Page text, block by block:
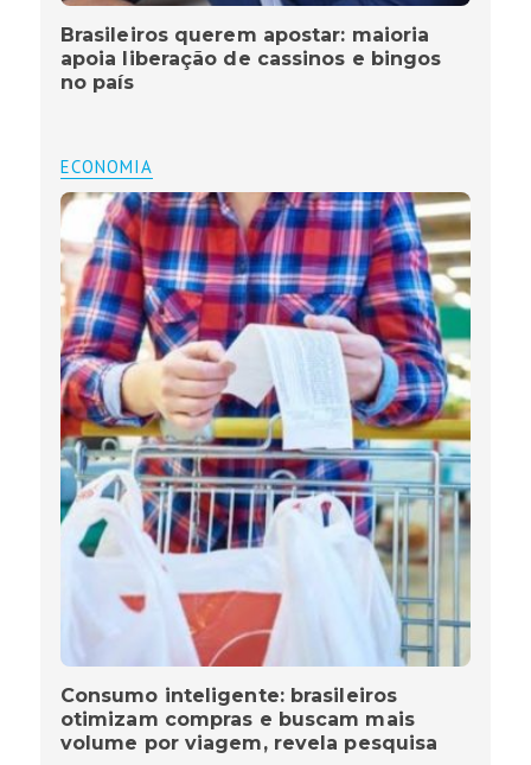
Brasileiros querem apostar: maioria
apoia liberação de cassinos e bingos
no país
ECONOMIA
Consumo inteligente: brasileiros
otimizam compras e buscam mais
volume por viagem, revela pesquisa